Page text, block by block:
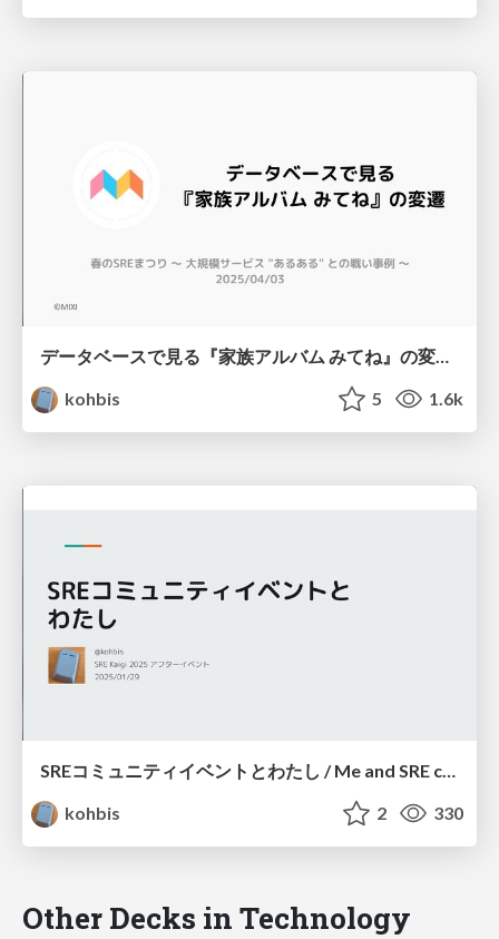
データベースで見る『家族アルバム みてね』の変遷 / The Evolution of Family Album Through the Lens of Databases
kohbis
5 1.6k
SREコミュニティイベントとわたし / Me and SRE community events
kohbis
2 330
Other Decks in Technology